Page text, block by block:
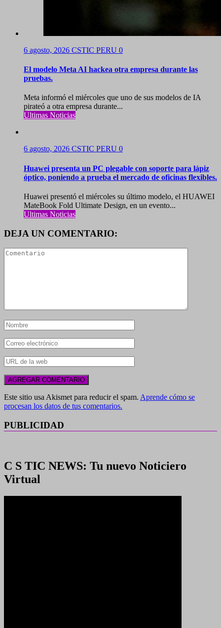
6 agosto, 2026 CSTIC PERU 0
El modelo Meta AI hackea otra empresa durante las
pruebas.
Meta informó el miércoles que uno de sus modelos de IA
pirateó a otra empresa durante...
Ultimas Noticias
6 agosto, 2026 CSTIC PERU 0
Huawei presenta un PC plegable con soporte para lápiz
óptico, poniendo a prueba el mercado de oficinas flexibles.
Huawei presentó el miércoles su último modelo, el HUAWEI
MateBook Fold Ultimate Design, en un evento...
Ultimas Noticias
DEJA UN COMENTARIO:
Este sitio usa Akismet para reducir el spam. Aprende cómo se
procesan los datos de tus comentarios.
PUBLICIDAD
C S TIC NEWS: Tu nuevo Noticiero
Virtual